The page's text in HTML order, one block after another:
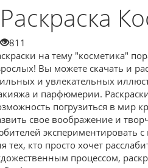
Раскраска
811
на тему "косметика"
Вы можете скачать и
и увлекательных
и парфюмерии.
погрузиться в мир
свое воображение и
экспериментировать
тех, кто просто хочет
процессом,